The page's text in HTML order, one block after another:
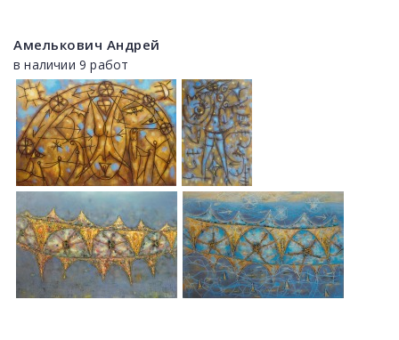
Амелькович Андрей
в наличии 9 работ